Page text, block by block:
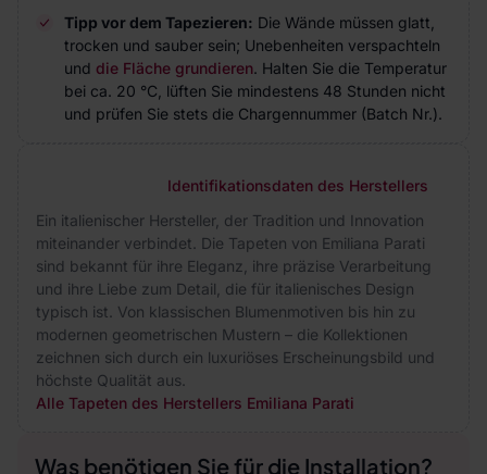
Tipp vor dem Tapezieren: Die Wände müssen glatt,
trocken und sauber sein; Unebenheiten verspachteln
und die Fläche grundieren. Halten Sie die Temperatur
bei ca. 20 °C, lüften Sie mindestens 48 Stunden nicht
und prüfen Sie stets die Chargennummer (Batch Nr.).
Identifikationsdaten des Herstellers
Ein italienischer Hersteller, der Tradition und Innovation
miteinander verbindet. Die Tapeten von Emiliana Parati
sind bekannt für ihre Eleganz, ihre präzise Verarbeitung
und ihre Liebe zum Detail, die für italienisches Design
typisch ist. Von klassischen Blumenmotiven bis hin zu
modernen geometrischen Mustern – die Kollektionen
zeichnen sich durch ein luxuriöses Erscheinungsbild und
höchste Qualität aus.
Alle Tapeten des Herstellers Emiliana Parati
Was benötigen Sie für die Installation?